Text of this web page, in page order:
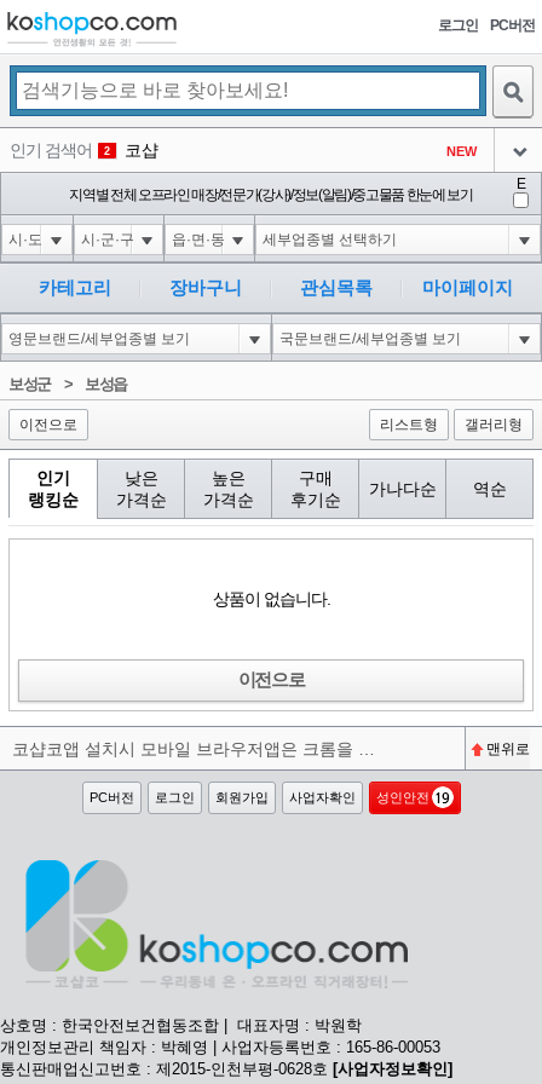
로그인 PC버전
인기 검색어 2 코샵 NEW
3 익스
아이콘
4 미끄럼방지
아이콘
5 대성설렁탕
아이콘
-16
6 1-1 waitfor delay '0:0:15' --
아이콘
0
1
지역별 전체 오프라인 매장/전문가(강사)/정보(알림)/중고물품 한눈에 보기
E
카테고리 장바구니 관심목록 마이페이지
보성군> 보성읍
이전으로 리스트형 갤러리형
인기
랭킹순
낮은
가격순
높은
가격순
구매
후기순
가나다순 역순
상품이 없습니다.
이전으로
맨위로
PC버전 로그인 회원가입 사업자확인 성인안전
상호명 : 한국안전보건협동조합 | 대표자명 : 박원학
개인정보관리 책임자 : 박혜영 | 사업자등록번호 : 165-86-00053
통신판매업신고번호 : 제2015-인천부평-0628호 [사업자정보확인]